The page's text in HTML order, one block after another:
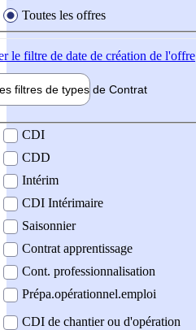
Toutes les offres
le filtre de date de création de l'offre
filtres de types de Contrat
contrat
CDI
CDD
Intérim
CDI Intérimaire
Saisonnier
Contrat apprentissage
Cont. professionnalisation
Prépa.opérationnel.emploi
CDI de chantier ou d'opération